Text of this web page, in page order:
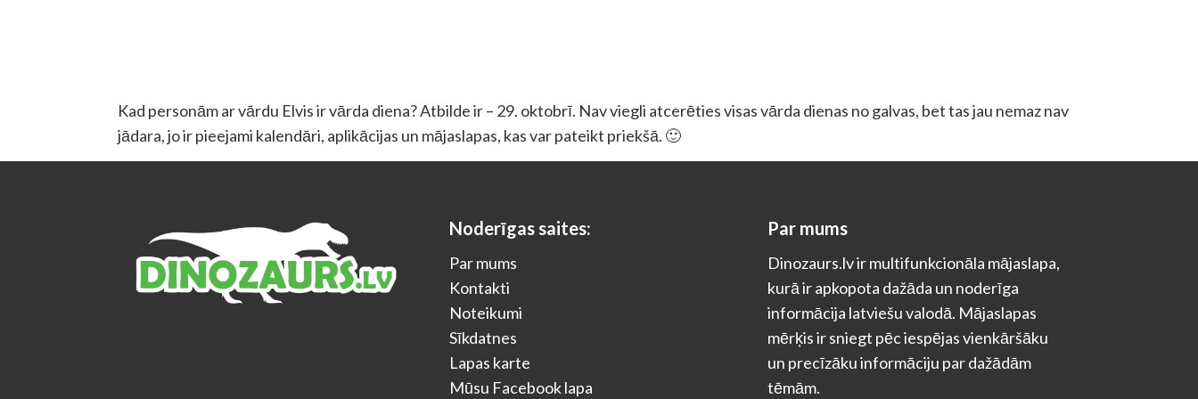
Kad personām ar vārdu Elvis ir vārda diena? Atbilde ir – 29. oktobrī. Nav viegli atcerēties visas vārda dienas no galvas, bet tas jau nemaz nav
jādara, jo ir pieejami kalendāri, aplikācijas un mājaslapas, kas var pateikt priekšā. 🙂
Noderīgas saites:
Par mums
Kontakti
Noteikumi
Sīkdatnes
Lapas karte
Mūsu Facebook lapa
Par mums
Dinozaurs.lv ir multifunkcionāla mājaslapa,
kurā ir apkopota dažāda un noderīga
informācija latviešu valodā. Mājaslapas
mērķis ir sniegt pēc iespējas vienkāršāku
un precīzāku informāciju par dažādām
tēmām.